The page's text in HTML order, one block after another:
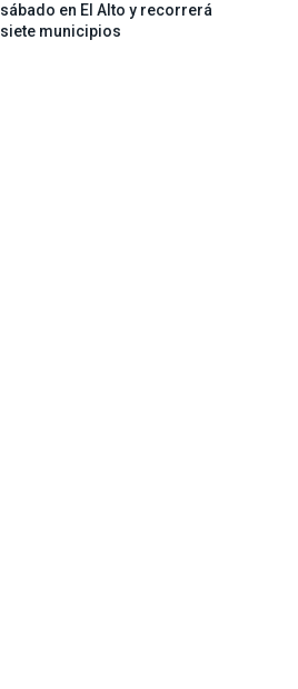
sábado en El Alto y recorrerá
siete municipios